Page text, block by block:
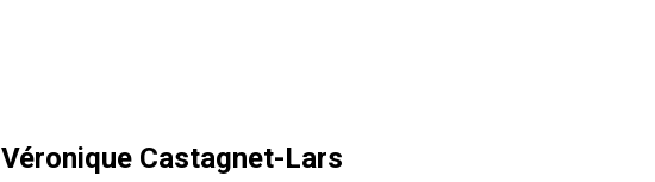
Véronique Castagnet-Lars